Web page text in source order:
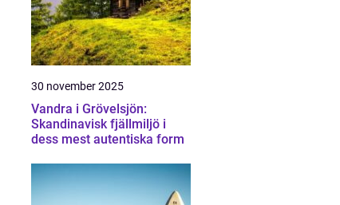
30 november 2025
Vandra i Grövelsjön:
Skandinavisk fjällmiljö i
dess mest autentiska form